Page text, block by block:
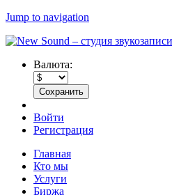
Jump to navigation
Валюта:
Войти
Регистрация
Главная
Кто мы
Услуги
Биржа